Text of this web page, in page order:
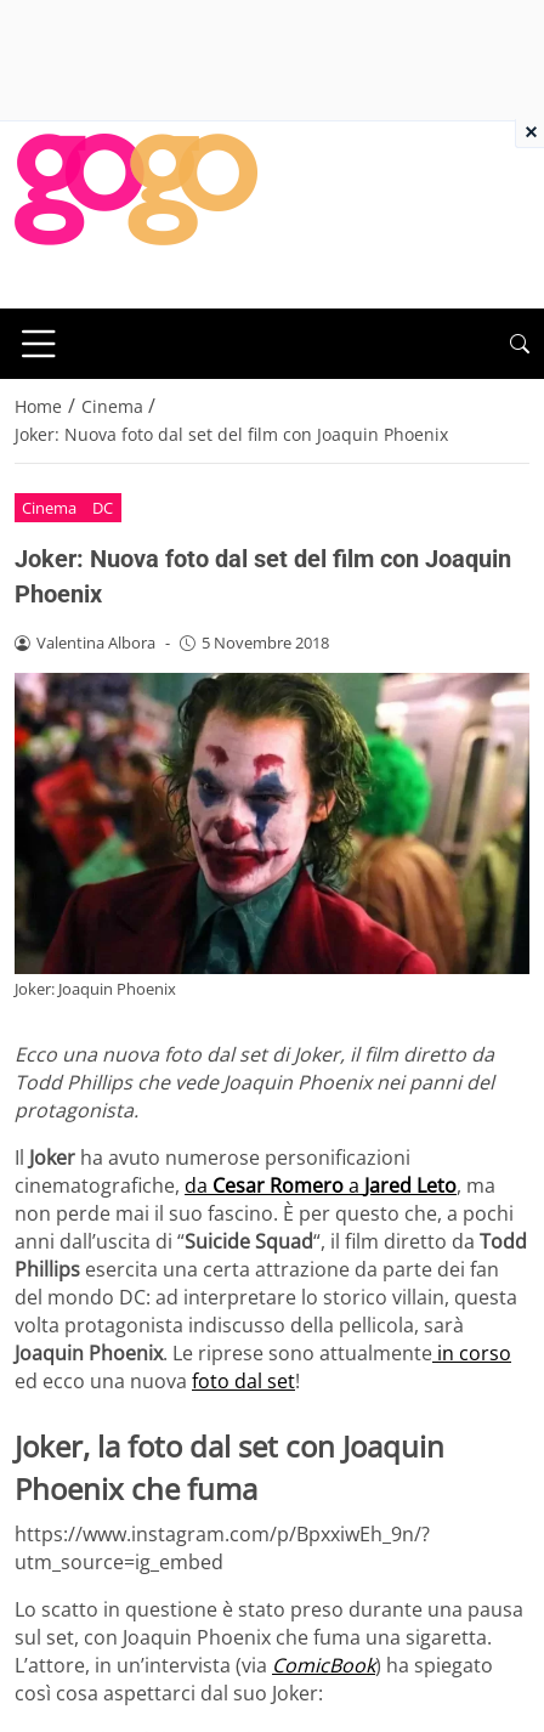
Home / Cinema /
Joker: Nuova foto dal set del film con Joaquin Phoenix
Cinema DC
Joker: Nuova foto dal set del film con Joaquin
Phoenix
Valentina Albora - 5 Novembre 2018
Joker: Joaquin Phoenix
Ecco una nuova foto dal set di Joker, il film diretto da
Todd Phillips che vede Joaquin Phoenix nei panni del
protagonista.
Il Joker ha avuto numerose personificazioni
cinematografiche, da Cesar Romeroa Jared Leto, ma
non perde mai il suo fascino. È per questo che, a pochi
anni dall’uscita di “Suicide Squad“, il film diretto da Todd
Phillips esercita una certa attrazione da parte dei fan
del mondo DC: ad interpretare lo storico villain, questa
volta protagonista indiscusso della pellicola, sarà
Joaquin Phoenix. Le riprese sono attualmente in corso
ed ecco una nuova foto dal set!
Joker, la foto dal set con Joaquin
Phoenix che fuma
https://www.instagram.com/p/BpxxiwEh_9n/?
utm_source=ig_embed
Lo scatto in questione è stato preso durante una pausa
sul set, con Joaquin Phoenix che fuma una sigaretta.
L’attore, in un’intervista (via ComicBook) ha spiegato
così cosa aspettarci dal suo Joker:
×